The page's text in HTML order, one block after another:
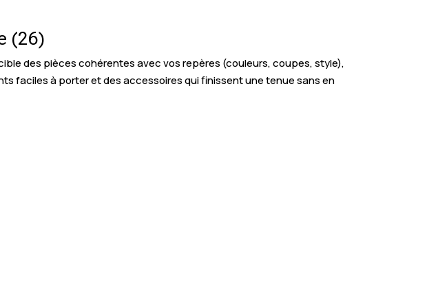
(26)
des pièces cohérentes avec vos repères (couleurs, coupes, style),
faciles à porter et des accessoires qui finissent une tenue sans en